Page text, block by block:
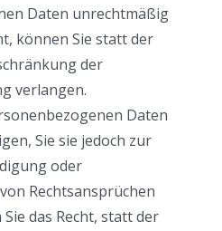
Daten unrechtmäßig
können Sie statt der
der
verlangen.
Daten
Sie sie jedoch zur
oder
Rechtsansprüchen
das Recht, statt der